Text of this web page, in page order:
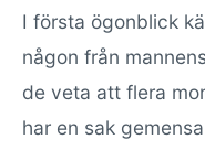
I första ögonblick
någon från
de veta att flera
har en sak